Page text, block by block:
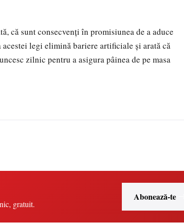
că sunt consecvenți în promisiunea de a aduce
legi elimină bariere artificiale și arată că
zilnic pentru a asigura pâinea de pe masa
gratuit.
Abonează-te